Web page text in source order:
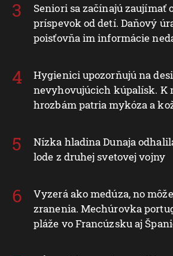
Seniori sa začínajú zaujímať
príspevok od detí. Daňový
poisťovňa im informácie
Hygienici upozorňujú na
nevyhovujúcich kúpalísk. K
hrozbám patria mykóza a
Nízka hladina Dunaja
lode z druhej svetovej vojny
Vyzerá ako medúza, no
zranenia. Mechúrovka
pláže vo Francúzsku aj